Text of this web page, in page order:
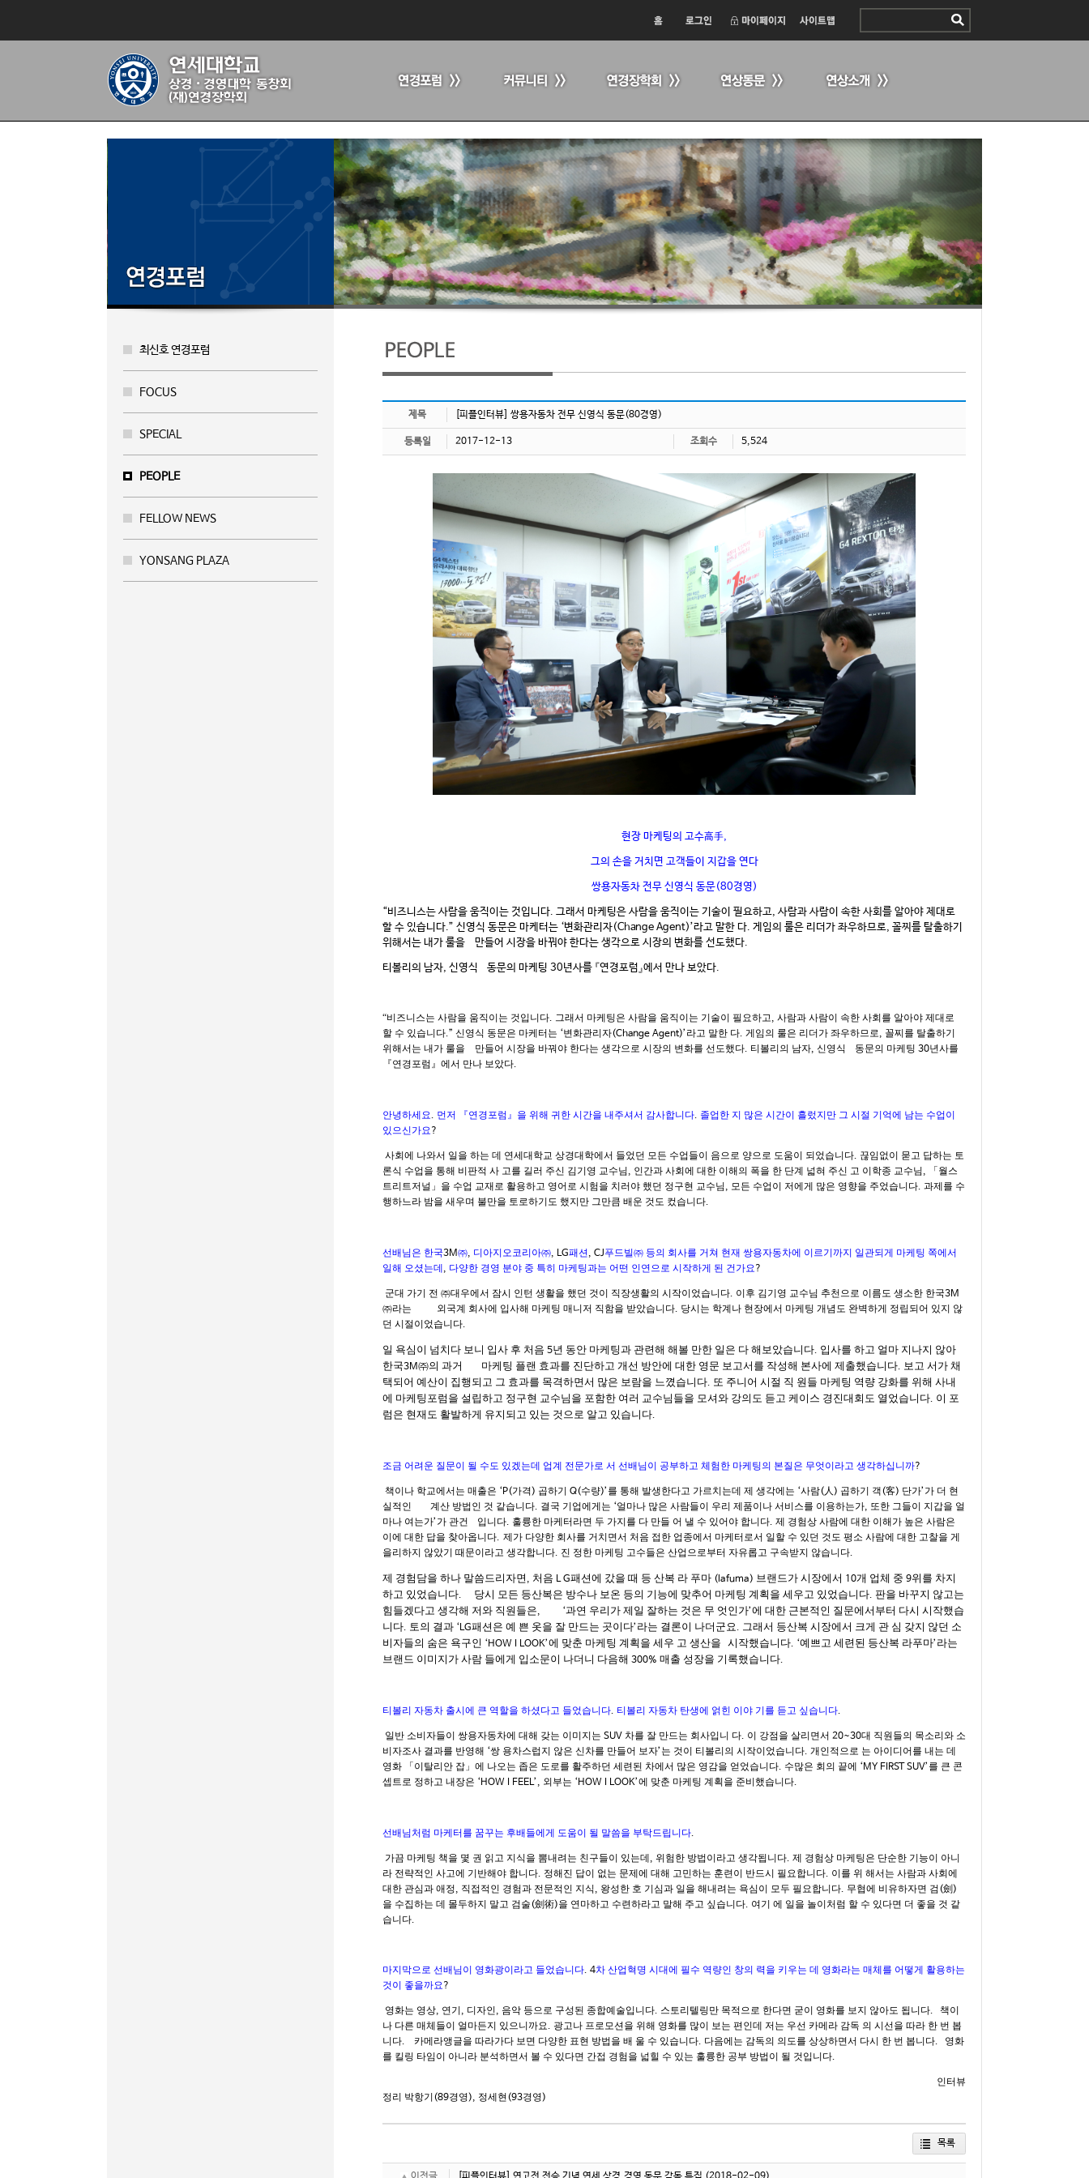
최신호 연경포럼
FOCUS
SPECIAL
PEOPLE
FELLOW NEWS
YONSANG PLAZA
제목 [피플인터뷰] 쌍용자동차 전무 신영식 동문(80경영)
등록일 2017-12-13 조회수 5,524
현장 마케팅의 고수高手,
그의 손을 거치면 고객들이 지갑을 연다
쌍용자동차 전무 신영식 동문(80경영)
“비즈니스는 사람을 움직이는 것입니다. 그래서 마케팅은 사람을 움직이는 기술이 필요하고, 사람과 사람이 속한 사회를 알아야 제대로
할 수 있습니다.” 신영식 동문은 마케터는 ‘변화관리자(Change Agent)’라고 말한 다. 게임의 룰은 리더가 좌우하므로, 꼴찌를 탈출하기
위해서는 내가 룰을 만들어 시장을 바꿔야 한다는 생각으로 시장의 변화를 선도했다.
티볼리의 남자, 신영식 동문의 마케팅 30년사를 『연경포럼』에서 만나 보았다.
“비즈니스는 사람을 움직이는 것입니다. 그래서 마케팅은 사람을 움직이는 기술이 필요하고, 사람과 사람이 속한 사회를 알아야 제대로
할 수 있습니다.” 신영식 동문은 마케터는 ‘변화관리자(Change Agent)’ 라고 말한 다. 게임의 룰은 리더가 좌우하므로, 꼴찌를 탈출하기
위해서는 내가 룰을
만들어 시장을 바꿔야 한다는 생각으로 시장의 변화를 선도했다. 티볼리의 남자, 신영식 동문의 마케팅 30년사를
『연경포럼』에서 만나 보았다.
안녕하세요. 먼저 『연경포럼』을 위해 귀한 시간을 내주셔서 감사합니다. 졸업한 지 많은 시간이 흘렀지만 그 시절 기억에 남는 수업이
있으신가요?
사회에 나와서 일을 하는 데 연세대학교 상경대학에서 들었던 모든 수업들이 음으로 양으로 도움이 되었습니다. 끊임없이 묻고 답하는 토
론식 수업을 통해 비판적 사 고를 길러 주신 김기영 교수님 , 인간과 사회에 대한 이해의 폭을 한 단계 넓혀 주신 고 이학종 교수님 ,
「월스
트리트저널」을 수업 교재로 활용하고 영어로 시험을 치러야 했던 정구현 교수님 , 모든 수업이 저에게 많은 영향을 주었습니다. 과제를 수
행하느라 밤을 새우며 불만을 토로하기도 했지만 그만큼 배운 것도 컸습니다.
선배님은 한국3M㈜, 디아지오코리아㈜, LG패션 , CJ푸드빌㈜ 등의 회사를 거쳐 현재 쌍용자동차에 이르기까지 일관되게 마케팅 쪽에서
일해 오셨는데 , 다양한 경영 분야 중 특히 마케팅과는 어떤 인연으로 시작하게 된 건가요?
군대 가기 전 ㈜대우에서 잠시 인턴 생활을 했던 것이 직장생활의 시작이었습니다. 이후 김기영 교수님 추천으로 이름도 생소한 한국3M
㈜라는
외국계 회사에 입사해 마케팅 매니저 직함을 받았습니다. 당시는 학계나 현장에서 마케팅 개념도 완벽하게 정립되어 있지 않
던 시절이었습니다.
일 욕심이 넘치다 보니 입사 후 처음 5년 동안 마케팅과 관련해 해볼 만한 일은 다 해보았습니다. 입사를 하고 얼마 지나지 않아
한국3M㈜의 과거 마케팅 플랜 효과를 진단하고 개선 방안에 대한 영문 보고서를 작성해 본사에 제출했습니다. 보고 서가 채
택되어 예산이 집행되고 그 효과를 목격하면서 많은 보람을 느꼈습니다. 또 주니어 시절 직 원들 마케팅 역량 강화를 위해 사내
에 마케팅포럼을 설립하고 정구현 교수님을 포함한 여러 교수님들을 모셔와 강의도 듣고 케이스 경진대회도 열었습니다. 이 포
럼은 현재도 활발하게 유지되고 있는 것으로 알고 있습니다.
조금 어려운 질문이 될 수도 있겠는데 업계 전문가로 서 선배님이 공부하고 체험한 마케팅의 본질은 무엇이라고 생각하십니까?
책이나 학교에서는 매출은 ‘P(가격 ) 곱하기 Q(수량)’ 를 통해 발생한다고 가르치는데 제 생각에는 ‘사람(人 ) 곱하기 객(客) 단가’ 가 더 현
실적인
계산 방법인 것 같습니다. 결국 기업에게는 ‘얼마나 많은 사람들이 우리 제품이나 서비스를 이용하는가, 또한 그들이 지갑을 얼
마나 여는가’ 가 관건 입니다. 훌륭한 마케터라면 두 가지를 다 만들 어 낼 수 있어야 합니다. 제 경험상 사람에 대한 이해가 높은 사람은
이에 대한 답을 찾아옵니다. 제가 다양한 회사를 거치면서 처음 접한 업종에서 마케터로서 일할 수 있던 것도 평소 사람에 대한 고찰을 게
을리하지 않았기 때문이라고 생각합니다. 진 정한 마케팅 고수들은 산업으로부터 자유롭고 구속받지 않습니다.
제 경험담을 하나 말씀드리자면 , 처음 L G패션에 갔을 때 등 산복 라 푸마 (lafuma) 브랜드가 시장에서 10개 업체 중 9위를 차지
하고 있었습니다. 당시 모든 등산복은 방수나 보온 등의 기능에 맞추어 마케팅 계획을 세우고 있었습니다. 판을 바꾸지 않고는
힘들겠다고 생각해 저와 직원들은, ‘과연 우리가 제일 잘하는 것은 무 엇인가’에 대한 근본적인 질문에서부터 다시 시작했습
니다. 토의 결과 ‘LG패션은 예 쁜 옷을 잘 만드는 곳이다’ 라는 결론이 나더군요. 그래서 등산복 시장에서 크게 관 심 갖지 않던 소
비자들의 숨은 욕구인 ‘HOW I LOOK’에 맞춘 마케팅 계획을 세우 고 생산을 시작했습니다. ‘예쁘고 세련된 등산복 라푸마’ 라는
브랜드 이미지가 사람 들에게 입소문이 나더니 다음해 300% 매출 성장을 기록했습니다.
티볼리 자동차 출시에 큰 역할을 하셨다고 들었습니다. 티볼리 자동차 탄생에 얽힌 이야 기를 듣고 싶습니다.
일반 소비자들이 쌍용자동차에 대해 갖는 이미지는 SUV 차를 잘 만드는 회사입니 다. 이 강점을 살리면서 20~30대 직원들의 목소리와 소
비자조사 결과를 반영해 ‘쌍 용차스럽지 않은 신차를 만들어 보자’ 는 것이 티볼리의 시작이었습니다. 개인적으로 는 아이디어를 내는 데
영화 「이탈리안 잡」에 나오는 좁은 도로를 활주하던 세련된 차에서 많은 영감을 얻었습니다. 수많은 회의 끝에 ‘MY FIRST SUV’ 를 큰 콘
셉트로 정하고 내장은 ‘HOW I FEEL’, 외부는 ‘HOW I LOOK’에 맞춘 마케팅 계획을 준비했습니다.
선배님처럼 마케터를 꿈꾸는 후배들에게 도움이 될 말씀을 부탁드립니다.
가끔 마케팅 책을 몇 권 읽고 지식을 뽐내려는 친구들이 있는데 , 위험한 방법이라고 생각됩니다. 제 경험상 마케팅은 단순한 기능이 아니
라 전략적인 사고에 기반해야 합니다. 정해진 답이 없는 문제에 대해 고민하는 훈련이 반드시 필요합니다. 이를 위 해서는 사람과 사회에
대한 관심과 애정, 직접적인 경험과 전문적인 지식, 왕성한 호 기심과 일을 해내려는 욕심이 모두 필요합니다. 무협에 비유하자면 검 (劍 )
을 수집하는 데 몰두하지 말고 검술(劍術)을 연마하고 수련하라고 말해 주고 싶습니다. 여기 에 일을 놀이처럼 할 수 있다면 더 좋을 것 같
습니다.
마지막으로 선배님이 영화광이라고 들었습니다. 4차 산업혁명 시대에 필수 역량인 창의 력을 키우는 데 영화라는 매체를 어떻게 활용하는
것이 좋을까요?
영화는 영상, 연기 , 디자인, 음악 등으로 구성된 종합예술입니다. 스토리텔링만 목적으로 한다면 굳이 영화를 보지 않아도 됩니다. 책이
나 다른 매체들이 얼마든지 있으니까요. 광고나 프로모션을 위해 영화를 많이 보는 편인데 저는 우선 카메라 감독 의 시선을 따라 한 번 봅
니다. 카메라앵글을 따라가다 보면 다양한 표현 방법을 배 울 수 있습니다. 다음에는 감독의 의도를 상상하면서 다시 한 번 봅니다. 영화
를 킬링 타임이 아니라 분석하면서 볼 수 있다면 간접 경험을 넓힐 수 있는 훌륭한 공부 방법이 될 것입니다.
인터뷰
정리 박항기 (89경영), 정세현 (93경영)
목록